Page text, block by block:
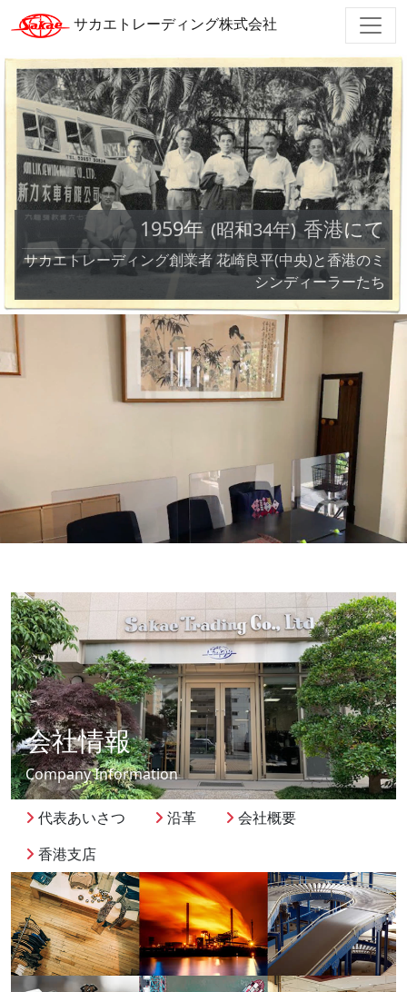
サカエトレーディング株式会社
1959年 (昭和34年) 香港にて
サカエトレーディング創業者 花崎良平(中央)と香港のミ
シンディーラーたち
会社情報
Company Information
代表あいさつ 沿革
会社概要
香港支店